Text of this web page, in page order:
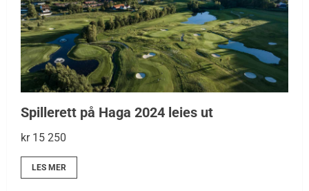
Spillerett på Haga 2024 leies ut
kr 15 250
LES MER